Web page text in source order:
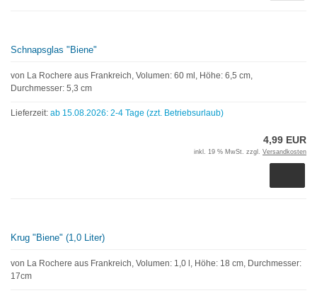
Schnapsglas "Biene"
von La Rochere aus Frankreich, Volumen: 60 ml, Höhe: 6,5 cm,
Durchmesser: 5,3 cm
Lieferzeit: ab 15.08.2026: 2-4 Tage (zzt. Betriebsurlaub)
4,99 EUR
inkl. 19 % MwSt. zzgl. Versandkosten
Krug "Biene" (1,0 Liter)
von La Rochere aus Frankreich, Volumen: 1,0 l, Höhe: 18 cm, Durchmesser:
17cm